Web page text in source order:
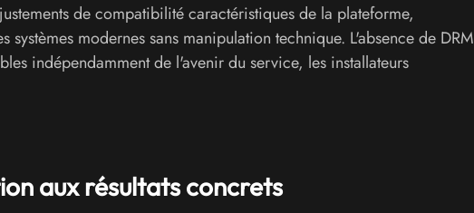
de compatibilité caractéristiques de la plateforme,
modernes sans manipulation technique. L'absence de DRM
indépendamment de l'avenir du service, les installateurs
aux résultats concrets